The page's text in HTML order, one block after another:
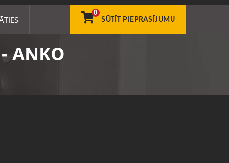
0
SŪTĪT PIEPRASĪJUMU
ANKO